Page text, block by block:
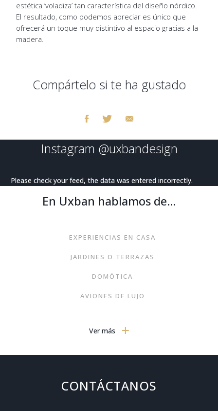
estética ‘voladiza’ tan característica del diseño nórdico.
El resultado, como podemos apreciar es único que
ofrecerá un toque muy distintivo al espacio gracias a la
madera.
Compártelo si te ha gustado
Instagram @uxbandesign
Please check your feed, the data was entered incorrectly.
En Uxban hablamos de…
EXPERIENCIAS EN CASA
JARDINES O TERRAZAS
DOMÓTICA
AVIONES DE LUJO
GASTRONOMÍA
MOBILIARIO MODERNO
VIAJES
Ver más
CONTÁCTANOS